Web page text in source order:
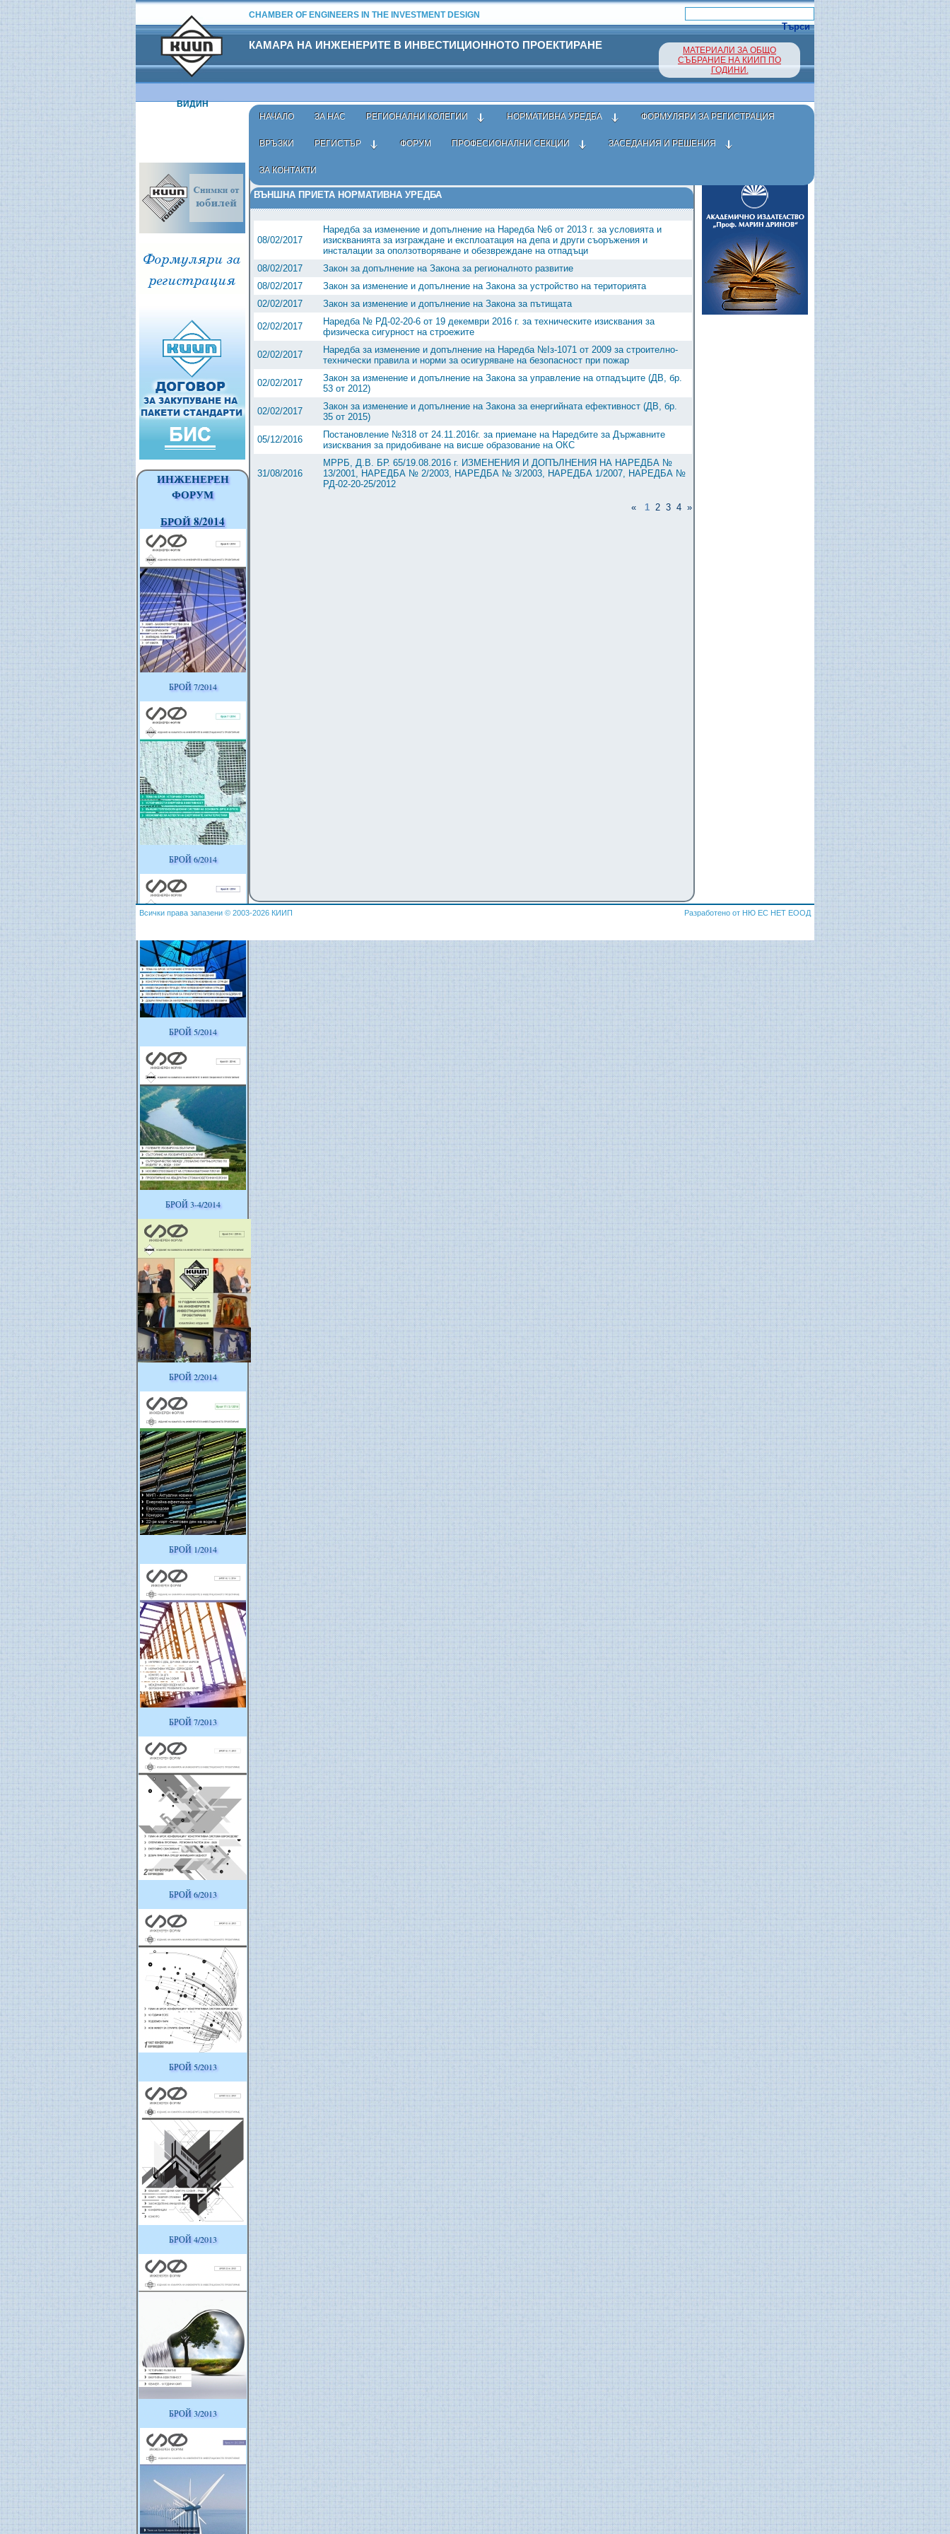
ВИДИН
CHAMBER OF ENGINEERS IN THE INVESTMENT DESIGN
КАМАРА НА ИНЖЕНЕРИТЕ В ИНВЕСТИЦИОННОТО ПРОЕКТИРАНЕ
МАТЕРИАЛИ ЗА ОБЩО
СЪБРАНИЕ НА КИИП ПО
ГОДИНИ.
НАЧАЛО ЗА НАС РЕГИОНАЛНИ КОЛЕГИИ НОРМАТИВНА УРЕДБА ФОРМУЛЯРИ ЗА РЕГИСТРАЦИЯ
ВРЪЗКИ РЕГИСТЪР ФОРУМ ПРОФЕСИОНАЛНИ СЕКЦИИ ЗАСЕДАНИЯ И РЕШЕНИЯ
ЗА КОНТАКТИ
ИНЖЕНЕРЕН
ФОРУМ
БРОЙ 8/2014
БРОЙ 7/2014
БРОЙ 6/2014
БРОЙ 5/2014
БРОЙ 3-4/2014
БРОЙ 2/2014
БРОЙ 1/2014
БРОЙ 7/2013
БРОЙ 6/2013
БРОЙ 5/2013
БРОЙ 4/2013
БРОЙ 3/2013
Начало› Нормативна уредба
ВЪНШНА ПРИЕТА НОРМАТИВНА УРЕДБА
08/02/2017
Наредба за изменение и допълнение на Наредба №6 от 2013 г. за условията и
изискванията за изграждане и експлоатация на депа и други съоръжения и
инсталации за оползотворяване и обезвреждане на отпадъци
08/02/2017
Закон за допълнение на Закона за регионалното развитие
08/02/2017
Закон за изменение и допълнение на Закона за устройство на територията
02/02/2017
Закон за изменение и допълнение на Закона за пътищата
02/02/2017
Наредба № РД-02-20-6 от 19 декември 2016 г. за техническите изисквания за
физическа сигурност на строежите
02/02/2017
Наредба за изменение и допълнение на Наредба №Iз-1071 от 2009 за строително-
технически правила и норми за осигуряване на безопасност при пожар
02/02/2017
Закон за изменение и допълнение на Закона за управление на отпадъците (ДВ, бр.
53 от 2012)
02/02/2017
Закон за изменение и допълнение на Закона за енергийната ефективност (ДВ, бр.
35 от 2015)
05/12/2016
Постановление №318 от 24.11.2016г. за приемане на Наредбите за Държавните
изисквания за придобиване на висше образование на ОКС
31/08/2016
МРРБ, Д.В. БР. 65/19.08.2016 г. ИЗМЕНЕНИЯ И ДОПЪЛНЕНИЯ НА НАРЕДБА №
13/2001, НАРЕДБА № 2/2003, НАРЕДБА № 3/2003, НАРЕДБА 1/2007, НАРЕДБА №
РД-02-20-25/2012
« 1 2 3 4 »
Всички права запазени © 2003-2026 КИИП Разработено от НЮ ЕС НЕТ ЕООД